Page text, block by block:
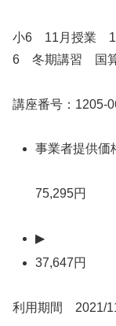
小6 11月授業
6 冬期講習 国
講座番号：1205-
事業者提供価
75,295円
▶
37,647円
利用期間 2021/